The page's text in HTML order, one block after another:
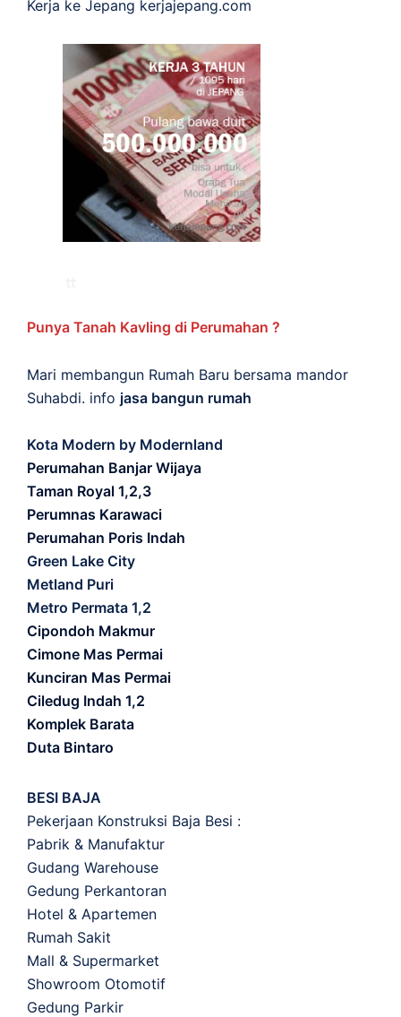
Kerja ke Jepang kerjajepang.com
Punya Tanah Kavling di Perumahan ?
Mari membangun Rumah Baru bersama mandor
Suhabdi. info jasa bangun rumah
Kota Modern by Modernland
Perumahan Banjar Wijaya
Taman Royal 1,2,3
Perumnas Karawaci
Perumahan Poris Indah
Green Lake City
Metland Puri
Metro Permata 1,2
Cipondoh Makmur
Cimone Mas Permai
Kunciran Mas Permai
Ciledug Indah 1,2
Komplek Barata
Duta Bintaro
BESI BAJA
Pekerjaan Konstruksi Baja Besi :
Pabrik & Manufaktur
Gudang Warehouse
Gedung Perkantoran
Hotel & Apartemen
Rumah Sakit
Mall & Supermarket
Showroom Otomotif
Gedung Parkir